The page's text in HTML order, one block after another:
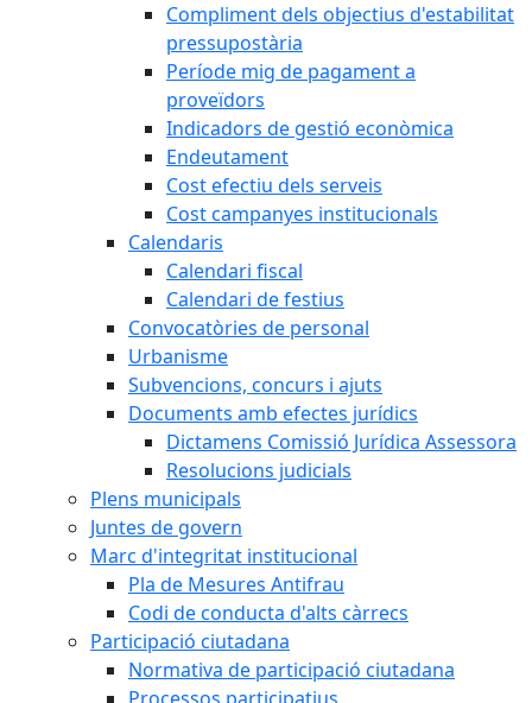
Compliment dels objectius d'estabilitat
pressupostària
Període mig de pagament a
proveïdors
Indicadors de gestió econòmica
Endeutament
Cost efectiu dels serveis
Cost campanyes institucionals
Calendaris
Calendari fiscal
Calendari de festius
Convocatòries de personal
Urbanisme
Subvencions, concurs i ajuts
Documents amb efectes jurídics
Dictamens Comissió Jurídica Assessora
Resolucions judicials
Plens municipals
Juntes de govern
Marc d'integritat institucional
Pla de Mesures Antifrau
Codi de conducta d'alts càrrecs
Participació ciutadana
Normativa de participació ciutadana